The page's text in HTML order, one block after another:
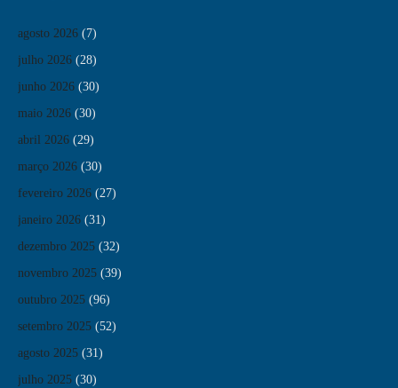
agosto 2026 (7)
julho 2026 (28)
junho 2026 (30)
maio 2026 (30)
abril 2026 (29)
março 2026 (30)
fevereiro 2026 (27)
janeiro 2026 (31)
dezembro 2025 (32)
novembro 2025 (39)
outubro 2025 (96)
setembro 2025 (52)
agosto 2025 (31)
julho 2025 (30)